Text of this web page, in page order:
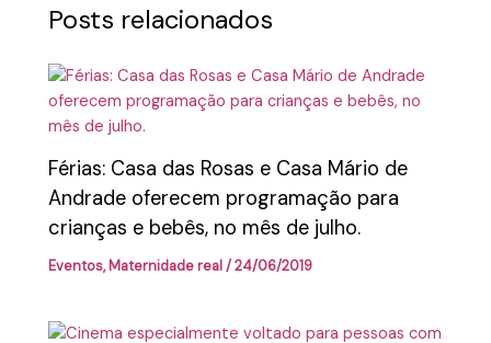
Posts relacionados
Férias: Casa das Rosas e Casa Mário de
Andrade oferecem programação para
crianças e bebês, no mês de julho.
Eventos,Maternidade real/24/06/2019